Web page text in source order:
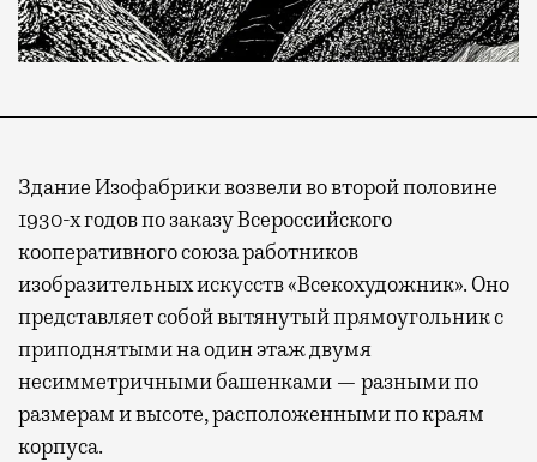
Здание Изофабрики возвели во второй половине
1930-х годов по заказу Всероссийского
кооперативного союза работников
изобразительных искусств «Всекохудожник». Оно
представляет собой вытянутый прямоугольник с
приподнятыми на один этаж двумя
несимметричными башенками — разными по
размерам и высоте, расположенными по краям
корпуса.